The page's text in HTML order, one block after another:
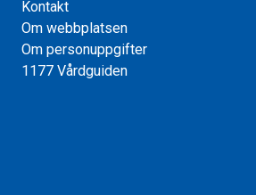
Kontakt
Om webbplatsen
Om personuppgifter
1177 Vårdguiden